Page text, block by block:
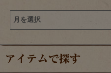
アイテムで探す